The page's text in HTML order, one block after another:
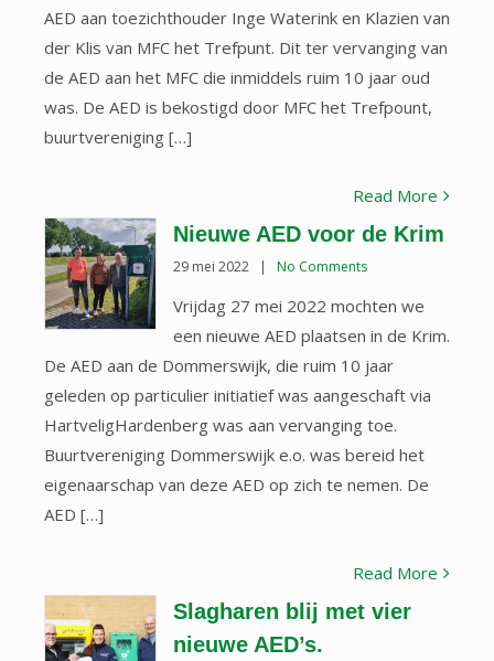
AED aan toezichthouder Inge Waterink en Klazien van
der Klis van MFC het Trefpunt. Dit ter vervanging van
de AED aan het MFC die inmiddels ruim 10 jaar oud
was. De AED is bekostigd door MFC het Trefpount,
buurtvereniging […]
Read More
Nieuwe AED voor de Krim
29 mei 2022 | No Comments
Vrijdag 27 mei 2022 mochten we
een nieuwe AED plaatsen in de Krim.
De AED aan de Dommerswijk, die ruim 10 jaar
geleden op particulier initiatief was aangeschaft via
HartveligHardenberg was aan vervanging toe.
Buurtvereniging Dommerswijk e.o. was bereid het
eigenaarschap van deze AED op zich te nemen. De
AED […]
Read More
Slagharen blij met vier
nieuwe AED’s.